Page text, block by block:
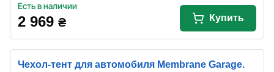
Есть в наличии
2 969 ₴ Купить
Чехол-тент для автомобиля Membrane Garage.